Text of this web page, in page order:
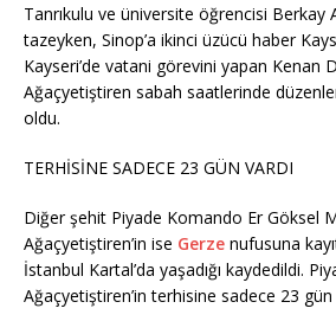
Tanrıkulu ve üniversite öğrencisi Berkay
tazeyken, Sinop’a ikinci üzücü haber
Kayseri’de vatani görevini yapan Kenan
Ağaçyetiştiren sabah saatlerinde
oldu.
TERHİSİNE SADECE 23 GÜN VARDI
Diğer şehit Piyade Komando Er Göksel
Ağaçyetiştiren’in ise Gerze nufusuna
İstanbul Kartal’da yaşadığı kaydedildi.
Ağaçyetiştiren’in terhisine sadece 23 gün